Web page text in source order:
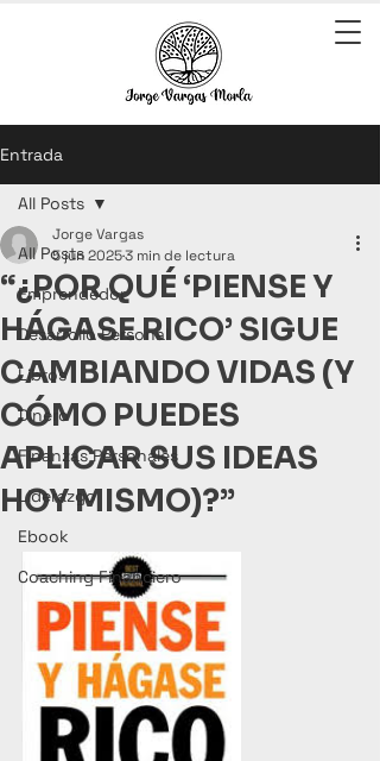
Entrada
All Posts
Emprendedor
Desarrollo Personal
Libros
Dinero
Finanzas Personales
Liderazgo
Ebook
Coaching Financiero
All Posts
“¿POR QUÉ ‘PIENSE Y
HÁGASE RICO’ SIGUE
CAMBIANDO VIDAS (Y
CÓMO PUEDES
APLICAR SUS IDEAS
HOY MISMO)?”
Jorge Vargas
5 jun 20253 min de lectura